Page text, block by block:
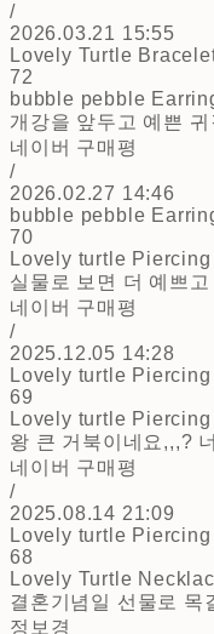
/
2026.03.21 15:55
Lovely Turtle
72
bubble pebble
개강을 앞두고 예쁜
네이버 구매평
/
2026.02.27 14:46
bubble pebble
70
Lovely turtle Piercing
실물로 보면 더 예쁘
네이버 구매평
/
2025.12.05 14:28
Lovely turtle Piercing
69
Lovely turtle Piercing
왕 큰 거북이네요,,,?
네이버 구매평
/
2025.08.14 21:09
Lovely turtle Piercing
68
Lovely Turtle
결혼기념일 선물로 목
정보경